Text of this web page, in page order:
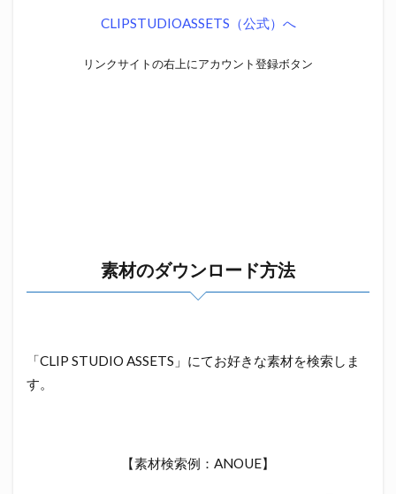
CLIPSTUDIOASSETS（公式）へ
リンクサイトの右上にアカウント登録ボタン
素材のダウンロード方法
「CLIP STUDIO ASSETS」にてお好きな素材を検索しま
す。
【素材検索例：ANOUE】